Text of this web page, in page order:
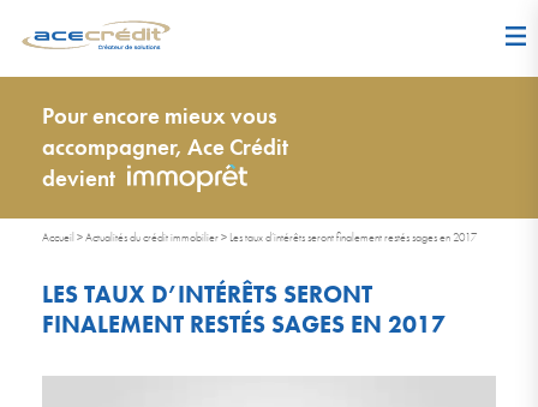
Pour encore mieux vous
accompagner, Ace Crédit
devient
Accueil >Actualités du crédit immobilier> Les taux d’intérêts seront finalement restés sages en 2017
LES TAUX D’INTÉRÊTS SERONT
FINALEMENT RESTÉS SAGES EN 2017